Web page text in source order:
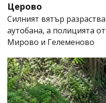
Церово
Силният вятър
аутобана, а полицията
Мирово и Гелеменово